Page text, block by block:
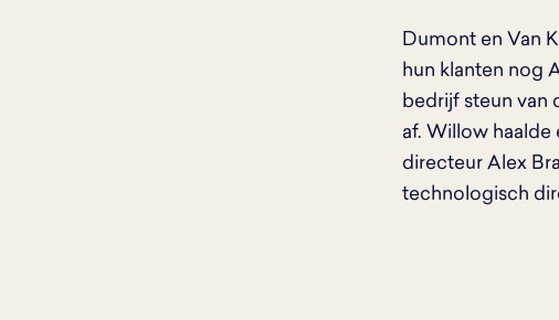
Dumont en Van
hun klanten nog
bedrijf steun van
af. Willow haalde
directeur Alex
technologisch